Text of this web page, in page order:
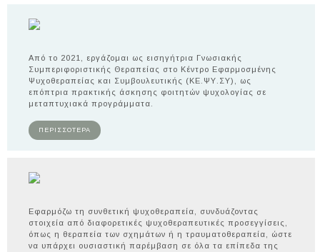
Από το 2021, εργάζομαι ως εισηγήτρια Γνωσιακής
Συμπεριφοριστικής Θεραπείας στο Κέντρο Εφαρμοσμένης
Ψυχοθεραπείας και Συμβουλευτικής (ΚΕ.ΨΥ.ΣΥ), ως
επόπτρια πρακτικής άσκησης φοιτητών ψυχολογίας σε
μεταπτυχιακά προγράμματα.
ΠΕΡΙΣΣΟΤΕΡΑ
Εφαρμόζω τη συνθετική ψυχοθεραπεία, συνδυάζοντας
στοιχεία από διαφορετικές ψυχοθεραπευτικές προσεγγίσεις,
όπως η θεραπεία των σχημάτων ή η τραυματοθεραπεία, ώστε
να υπάρχει ουσιαστική παρέμβαση σε όλα τα επίπεδα της